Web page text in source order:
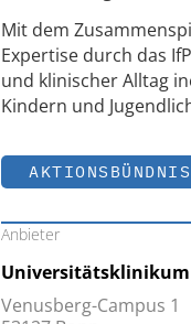
Mit dem
Expertise durch das
und klinischer Alltag
Kindern und
Anbieter
Universitätsklinikum
Venusberg-Campus 1